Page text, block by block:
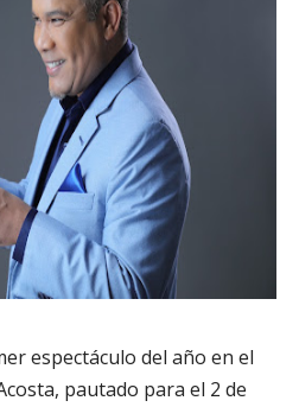
espectáculo del año en el
pautado para el 2 de